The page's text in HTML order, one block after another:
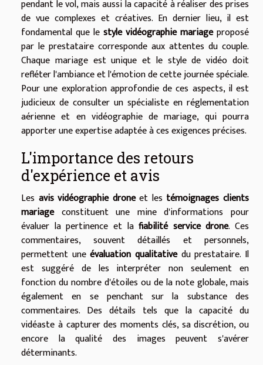
pendant le vol, mais aussi la capacité à réaliser des prises
de vue complexes et créatives. En dernier lieu, il est
fondamental que le style vidéographie mariageproposé
par le prestataire corresponde aux attentes du couple.
Chaque mariage est unique et le style de vidéo doit
refléter l'ambiance et l'émotion de cette journée spéciale.
Pour une exploration approfondie de ces aspects, il est
judicieux de consulter un spécialiste en réglementation
aérienne et en vidéographie de mariage, qui pourra
apporter une expertise adaptée à ces exigences précises.
L'importance des retours
d'expérience et avis
Les avis vidéographie droneet les témoignages clients
mariageconstituent une mine d'informations pour
évaluer la pertinence et lafiabilité service drone. Ces
commentaires, souvent détaillés et personnels,
permettent uneévaluation qualitativedu prestataire. Il
est suggéré de les interpréter non seulement en
fonction du nombre d'étoiles ou de la note globale, mais
également en se penchant sur la substance des
commentaires. Des détails tels que la capacité du
vidéaste à capturer des moments clés, sa discrétion, ou
encore la qualité des images peuvent s'avérer
déterminants.